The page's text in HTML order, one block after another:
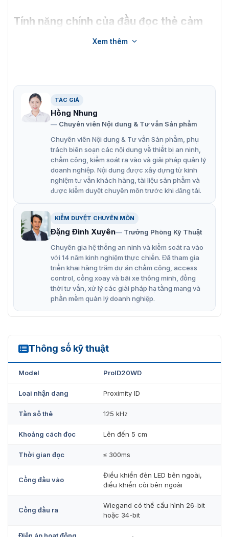
Tính năng chính của đầu đọc thẻ cảm
ứng ProID20WD
là sự lựa chọn hoàn hảo cho các ứng dụng trong nhà
hoặc ngoài trời.
Đèn LED hiển thị cùng loa tích hợp
Đọc thẻ cảm ứng proximity 125KHz
Khoảng cách đọc thẻ proximity lên tới 5cm
Tiêu chuẩn ngoài trời, chịu nước IP65
Chất liệu: nhựa ABS và PC có kết cấu bền bỉ
chính xác cao.
Đèn led hiển thị: 2 màu xanh lá/đỏ
Địa chỉ đặt mua đầu đọc thẻ cảm ứng
ProID20WD chính hãng
Đầu đọc thẻ ProID20WD sẽ là một giải pháp tối ưu dành
cho nhu cầu lắp đặt tại cửa của bạn. Liên hệ ngay với
mắc về sản phẩm.
Xem thêm
TÁC GIẢ
Hồng Nhung
Chuyên viên Nội dung & Tư vấn Sản phẩm
Chuyên viên Nội dung & Tư vấn Sản phẩm, phụ
trách biên soạn các nội dung về thiết bị an ninh,
chấm công, kiểm soát ra vào và giải pháp quản lý
doanh nghiệp. Nội dung được xây dựng từ kinh
nghiệm tư vấn khách hàng, tài liệu sản phẩm và
được kiểm duyệt chuyên môn trước khi đăng tải.
KIỂM DUYỆT CHUYÊN MÔN
Đặng Đình Xuyên
Trưởng Phòng Kỹ Thuật
Chuyên gia hệ thống an ninh và kiểm soát ra vào
với 14 năm kinh nghiệm thực chiến. Đã tham gia
triển khai hàng trăm dự án chấm công, access
control, cổng xoay và bãi xe thông minh, đồng
thời tư vấn, xử lý các giải pháp hạ tầng mạng và
phần mềm quản lý doanh nghiệp.
Thông số kỹ thuật
ProID20WD
Model ProID20WD
Loại nhận dạng Proximity ID
Tần số thẻ 125 kHz
Khoảng cách đọc Lên đến 5 cm
Thời gian đọc ≤ 300ms
Cổng đầu vào
Điều khiển đèn LED bên ngoài,
điều khiển còi bên ngoài
Cổng đầu ra
Wiegand có thể cấu hình 26-bit
hoặc 34-bit
Điện áp hoạt động,